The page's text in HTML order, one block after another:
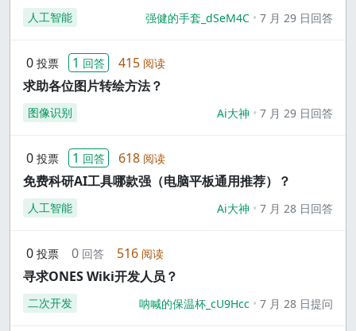
人工智能 强健的手套_dSeM4C 7 月 29 日回答
0 投票 1 回答 415 阅读
求助各位图片转绘方法？
图像识别 Ai大神 7 月 29 日回答
0 投票 1 回答 618 阅读
免费科研AI工具哪款强（电脑平板通用推荐）？
人工智能 Ai大神 7 月 28 日回答
0 投票 0 回答 516 阅读
寻求ONES Wiki开发人员？
二次开发 呐喊的保温杯_cU9Hcc 7 月 28 日提问